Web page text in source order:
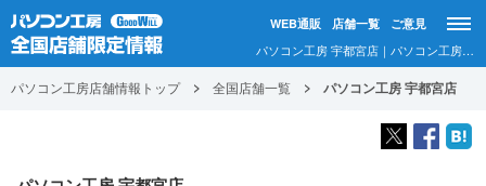
パソコン工房 宇都宮店｜パソコン工房店舗情報
WEB通販 店舗一覧 ご意見
パソコン工房店舗情報トップ 全国店舗一覧 パソコン工房 宇都宮店